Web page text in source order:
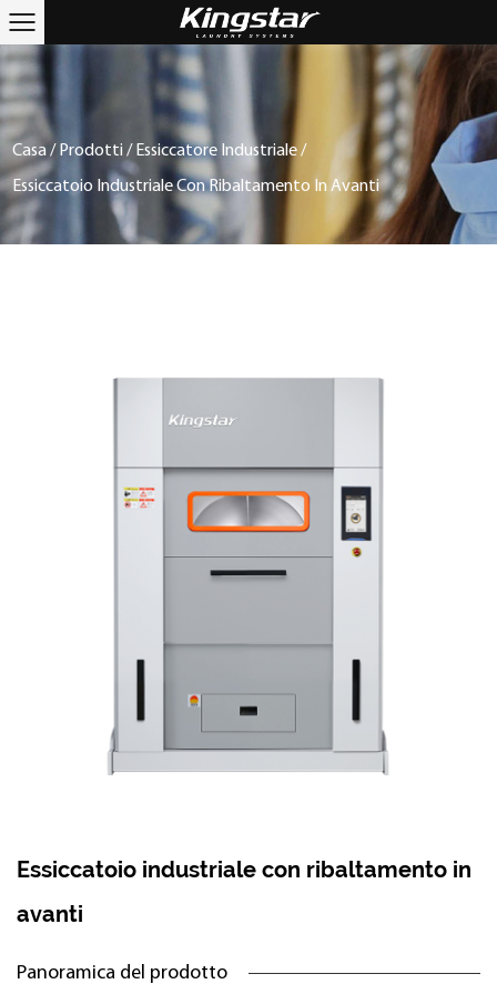
Casa/ Prodotti/ Essiccatore Industriale/
Essiccatoio Industriale Con Ribaltamento In Avanti
Essiccatoio industriale con ribaltamento in
avanti
Panoramica del prodotto